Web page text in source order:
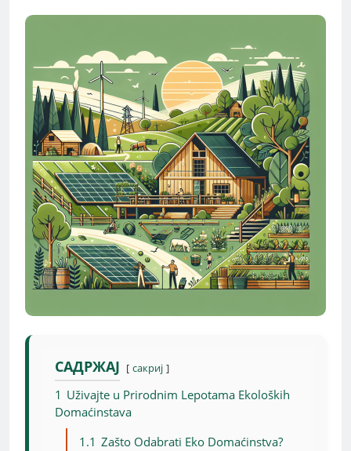
САДРЖАЈ сакриј
1 Uživajte u Prirodnim Lepotama Ekoloških
Domaćinstava
1.1 Zašto Odabrati Eko Domaćinstva?